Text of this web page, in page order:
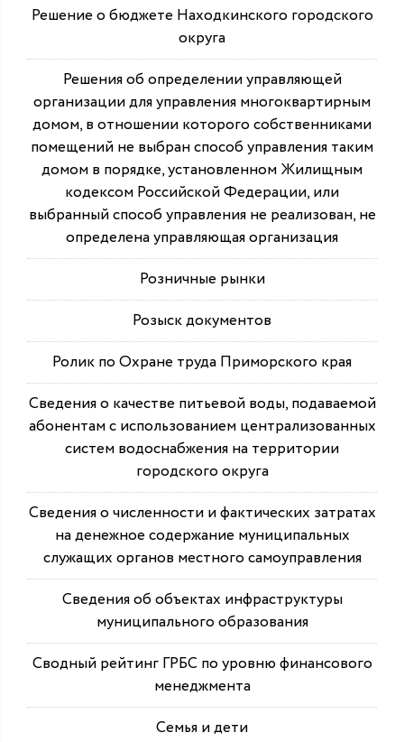
Решение о бюджете Находкинского городского
округа
Решения об определении управляющей
организации для управления многоквартирным
домом, в отношении которого собственниками
помещений не выбран способ управления таким
домом в порядке, установленном Жилищным
кодексом Российской Федерации, или
выбранный способ управления не реализован, не
определена управляющая организация
Розничные рынки
Розыск документов
Ролик по Охране труда Приморского края
Сведения о качестве питьевой воды, подаваемой
абонентам с использованием централизованных
систем водоснабжения на территории
городского округа
Сведения о численности и фактических затратах
на денежное содержание муниципальных
служащих органов местного самоуправления
Сведения об объектах инфраструктуры
муниципального образования
Сводный рейтинг ГРБС по уровню финансового
менеджмента
Семья и дети